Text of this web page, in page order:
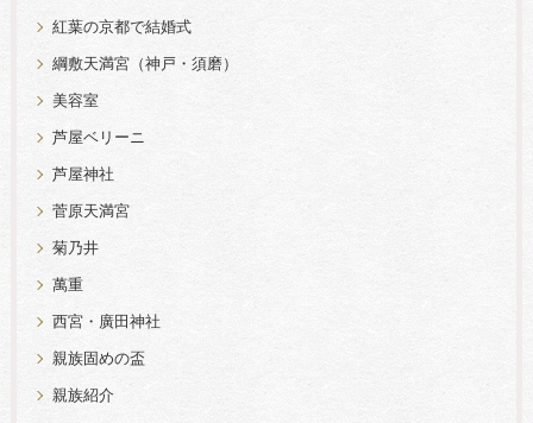
紅葉の京都で結婚式
綱敷天満宮（神戸・須磨）
美容室
芦屋ベリーニ
芦屋神社
菅原天満宮
菊乃井
萬重
西宮・廣田神社
親族固めの盃
親族紹介